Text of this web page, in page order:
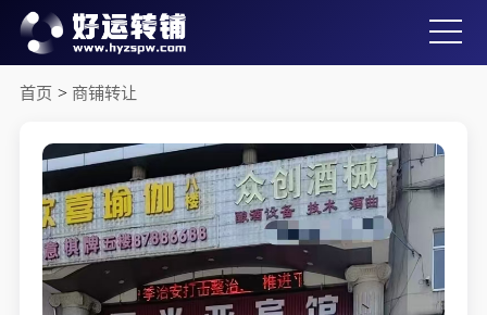
首页 > 商铺转让